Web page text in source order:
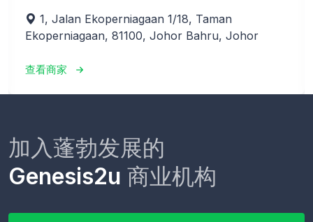
提供高品质、耐用且环保的地板产品。凭借多年的安
装与翻新经验，我们的团队以精湛工艺与美学设计，
Ekoperniagaan, 81100, Johor Bahru, Johor
查看商家
加入蓬勃发展的
Genesis2u 商业机构